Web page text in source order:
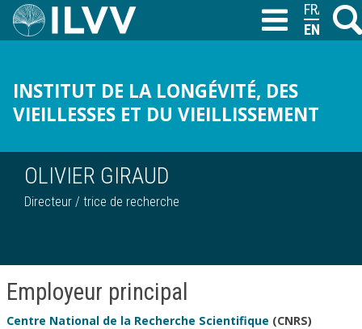
Skip
M
INSTITUT DE LA LONGÉVITÉ, DES
VIEILLESSES ET DU VIEILLISSEMENT
T
OLIVIER GIRAUD
Directeur / trice de recherche
Employeur principal
Centre National de la Recherche Scientifique (CNRS)
FRANÇAIS
ENGLISH